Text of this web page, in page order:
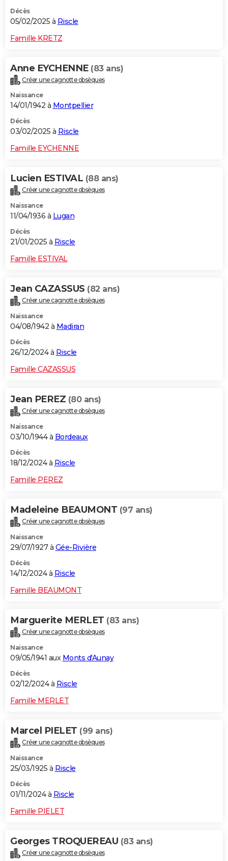
Décès
05/02/2025 à Riscle
Famille KRETZ
Anne EYCHENNE (83 ans)
Créer une cagnotte obsèques
Naissance
14/01/1942 à Montpellier
Décès
03/02/2025 à Riscle
Famille EYCHENNE
Lucien ESTIVAL (88 ans)
Créer une cagnotte obsèques
Naissance
11/04/1936 à Lugan
Décès
21/01/2025 à Riscle
Famille ESTIVAL
Jean CAZASSUS (82 ans)
Créer une cagnotte obsèques
Naissance
04/08/1942 à Madiran
Décès
26/12/2024 à Riscle
Famille CAZASSUS
Jean PEREZ (80 ans)
Créer une cagnotte obsèques
Naissance
03/10/1944 à Bordeaux
Décès
18/12/2024 à Riscle
Famille PEREZ
Madeleine BEAUMONT (97 ans)
Créer une cagnotte obsèques
Naissance
29/07/1927 à Gée-Rivière
Décès
14/12/2024 à Riscle
Famille BEAUMONT
Marguerite MERLET (83 ans)
Créer une cagnotte obsèques
Naissance
09/05/1941 aux Monts d'Aunay
Décès
02/12/2024 à Riscle
Famille MERLET
Marcel PIELET (99 ans)
Créer une cagnotte obsèques
Naissance
25/03/1925 à Riscle
Décès
01/11/2024 à Riscle
Famille PIELET
Georges TROQUEREAU (83 ans)
Créer une cagnotte obsèques